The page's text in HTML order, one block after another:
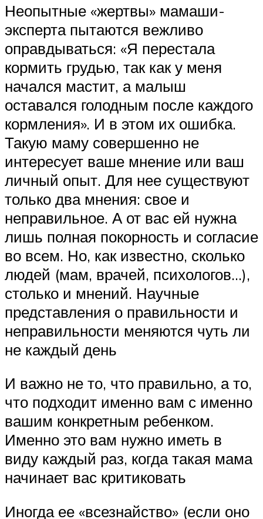
Неопытные «жертвы» мамаши-
эксперта пытаются вежливо
оправдываться: «Я перестала
кормить грудью, так как у меня
начался мастит, а малыш
оставался голодным после каждого
кормления». И в этом их ошибка.
Такую маму совершенно не
интересует ваше мнение или ваш
личный опыт. Для нее существуют
только два мнения: свое и
неправильное. А от вас ей нужна
лишь полная покорность и согласие
во всем. Но, как известно, сколько
людей (мам, врачей, психологов…),
столько и мнений. Научные
представления о правильности и
неправильности меняются чуть ли
не каждый день
И важно не то, что правильно, а то,
что подходит именно вам с именно
вашим конкретным ребенком.
Именно это вам нужно иметь в
виду каждый раз, когда такая мама
начинает вас критиковать
Иногда ее «всезнайство» (если оно